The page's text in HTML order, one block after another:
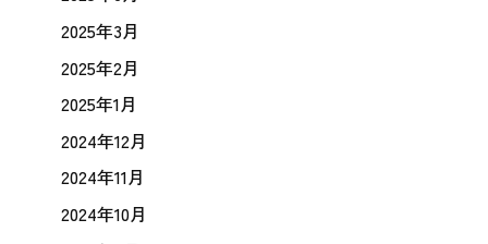
2025年3月
2025年2月
2025年1月
2024年12月
2024年11月
2024年10月